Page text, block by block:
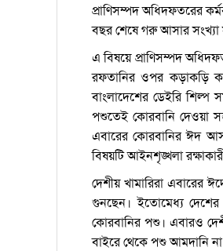
প্রাণিসম্পদ অধিদফতরের
বছর শেষে গরু আসার সংখ্যা
এ বিষয়ে প্রাণিসম্পদ
রফতানির ওপর কড়াকড়ি
বাংলাদেশের ডেইরি
পশুতেই কোরবানি দেওয়া
এবারের কোরবানির ঈদ
বিষয়টি আইনশৃঙ্খলা
দেশীয় খামারিরা এবারের
গুনছেন। ইতোমেধ্য
কোরবানির পশু। এবারও
বাইরে থেকে পশু আমদানি